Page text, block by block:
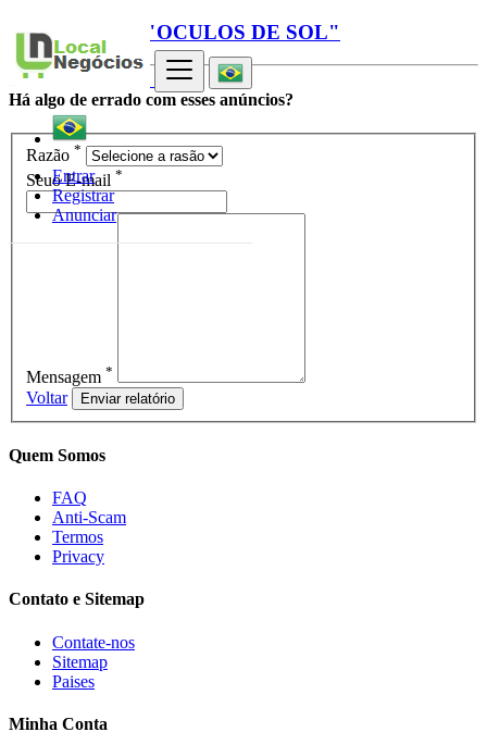
Entrar
Registrar
Anunciar
Relatório para "OCULOS DE SOL"
Há algo de errado com esses anúncios?
Razão *
Seuo E-mail *
Mensagem *
Voltar Enviar relatório
Quem Somos
FAQ
Anti-Scam
Termos
Privacy
Contato e Sitemap
Contate-nos
Sitemap
Paises
Minha Conta